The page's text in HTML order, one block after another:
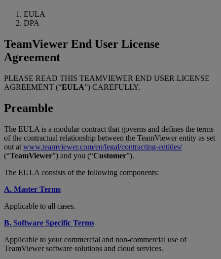
EULA
DPA
TeamViewer End User License
Agreement
PLEASE READ THIS TEAMVIEWER END USER LICENSE
AGREEMENT (“EULA”) CAREFULLY.
Preamble
The EULA is a modular contract that governs and defines the terms
of the contractual relationship between the TeamViewer entity as set
out at www.teamviewer.com/en/legal/contracting-entities/
(“TeamViewer”) and you (“Customer”).
The EULA consists of the following components:
A. Master Terms
Applicable to all cases.
B. Software Specific Terms
Applicable to your commercial and non-commercial use of
TeamViewer software solutions and cloud services.